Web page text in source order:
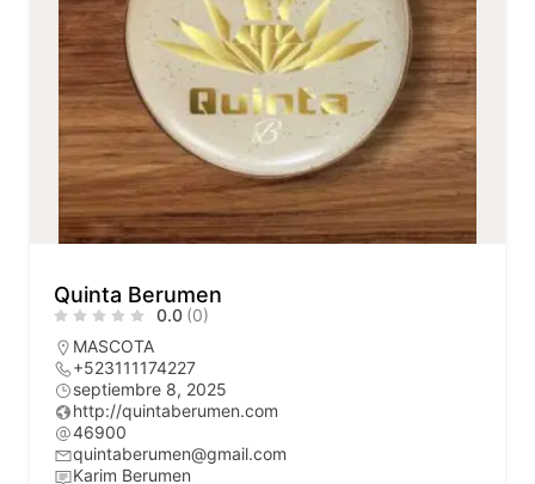
Quinta Berumen
0.0 (0)
MASCOTA
+523111174227
septiembre 8, 2025
http://quintaberumen.com
46900
quintaberumen@gmail.com
Karim Berumen